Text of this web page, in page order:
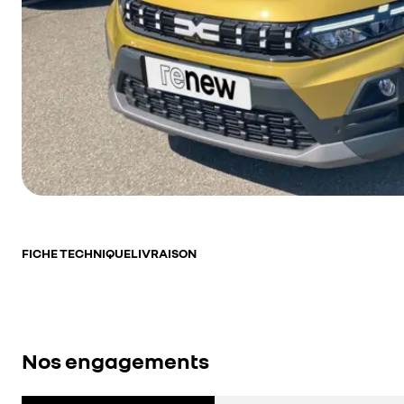
FICHE TECHNIQUELIVRAISON
Nos engagements